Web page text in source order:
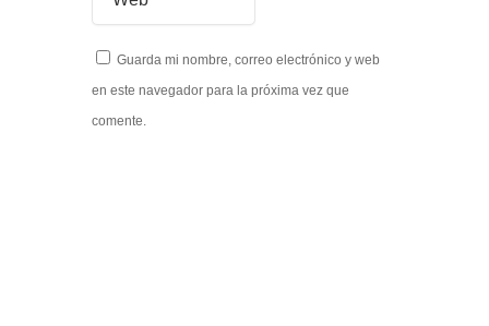
Guarda mi nombre, correo electrónico y web
en este navegador para la próxima vez que
comente.